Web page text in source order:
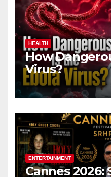
HEALTH
How
Virus?
ENTERTAINMENT
Cannes 2026: